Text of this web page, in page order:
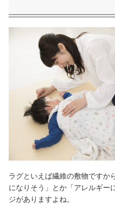
ラグといえば繊維の敷物ですか
になりそう」とか「アレルギー
ジがありますよね。